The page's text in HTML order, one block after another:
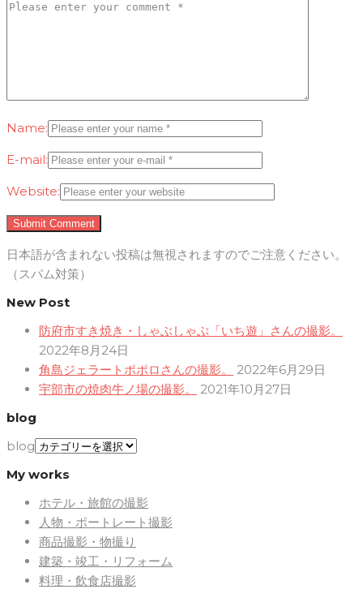
Name:
E-mail:
Website:
日本語が含まれない投稿は無視されますのでご注意ください。
（スパム対策）
New Post
防府市すき焼き・しゃぶしゃぶ「いち遊」さんの撮影。
2022年8月24日
角島ジェラートポポロさんの撮影。
2022年6月29日
宇部市の焼肉牛ノ場の撮影。
2021年10月27日
blog
blog
My works
ホテル・旅館の撮影
人物・ポートレート撮影
商品撮影・物撮り
建築・竣工・リフォーム
料理・飲食店撮影